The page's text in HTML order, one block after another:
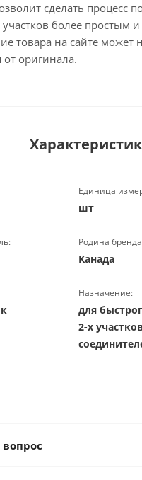
сделать процесс
более простым
товара на сайте может
от оригинала.
Единица
шт
Родина
Канада
Назначение:
для
2-х